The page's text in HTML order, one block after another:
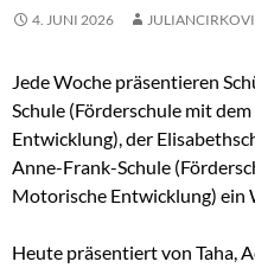
4. JUNI 2026
Jede Woche präsentieren
Schule (Förderschule mit
Entwicklung), der
Anne-Frank-Schule
Motorische Entwicklung) ein
Heute präsentiert von Taha,